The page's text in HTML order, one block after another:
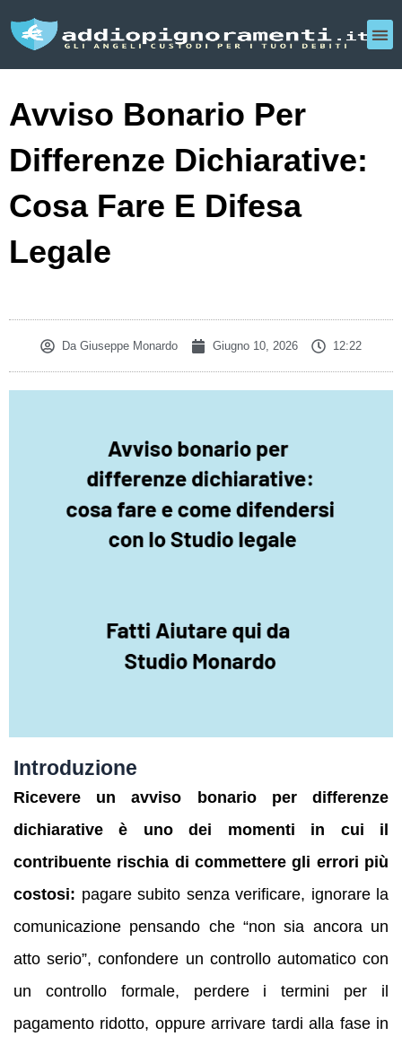
Avviso Bonario Per
Differenze Dichiarative:
Cosa Fare E Difesa
Legale
DaGiuseppe Monardo Giugno 10, 2026 12:22
Introduzione
Ricevere un avviso bonario per differenze
dichiarative è uno dei momenti in cui il
contribuente rischia di commettere gli errori più
costosi: pagare subito senza verificare, ignorare la
comunicazione pensando che “non sia ancora un
atto serio”, confondere un controllo automatico con
un controllo formale, perdere i termini per il
pagamento ridotto, oppure arrivare tardi alla fase in